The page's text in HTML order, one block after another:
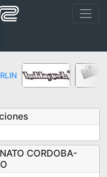
CORDOBA-